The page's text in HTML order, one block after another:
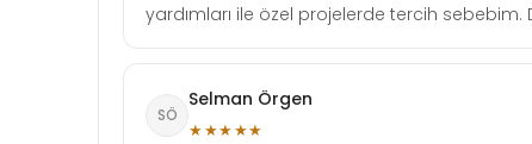
yardımları ile özel projelerde tercih
SÖ
Selman Örgen
★★★★★